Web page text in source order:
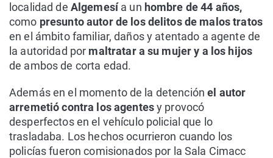
localidad de Algemesía un hombre de 44 años,
como presunto autor de los delitos de malos tratos
en el ámbito familiar, daños y atentado a agente de
la autoridad por maltratar a su mujer y a los hijos
de ambos de corta edad.
Además en el momento de la detenciónel autor
arremetió contra los agentesy provocó
desperfectos en el vehículo policial que lo
trasladaba. Los hechos ocurrieron cuando los
policías fueron comisionados por la Sala Cimacc